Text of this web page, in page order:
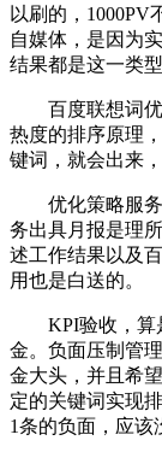
以刷的，1000PV
自媒体，是因为
结果都是这一类型
百度联想词优
热度的排序原理
键词，就会出来
优化策略服务
务出具月报是理
述工作结果以及
用也是白送的。
KPI验收，算是
金。负面压制管
金大头，并且希
定的关键词实现
1条的负面，应该